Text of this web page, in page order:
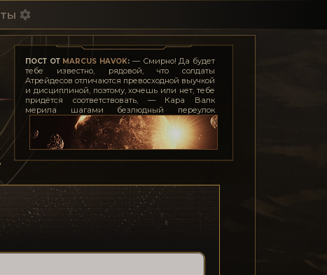
ПОСТ ОТ MARCUS HAVOK: — Смирно! Да будет
тебе известно, рядовой, что солдаты
Атрейдесов отличаются превосходной выучкой
и дисциплиной, поэтому, хочешь или нет, тебе
придётся соответствовать, — Кара Валк
мерила шагами безлюдный переулок
недалеко от казарм, заложив руки за спину. —
Даже если я согласилась участвовать в твоей
авантюре, это ещё не значит, что я позволю
тебе позорить честь мундира. Усек?
— Так точно, мэм!
— Если опередите леди Джессику, мэм.